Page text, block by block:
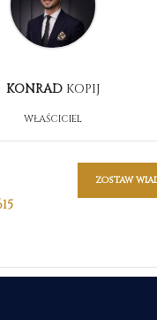
KONRAD KOPIJ
WŁAŚCICIEL
zostaw